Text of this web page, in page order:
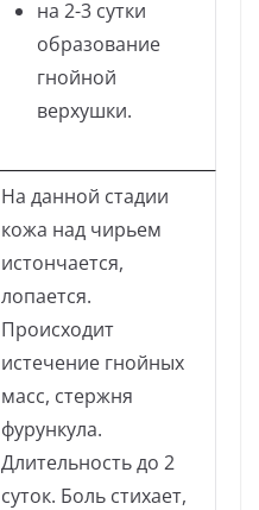
на 2-3 сутки
образование
гнойной
верхушки.
На данной стадии
кожа над чирьем
истончается,
лопается.
Происходит
истечение гнойных
масс, стержня
фурункула.
Длительность до 2
суток. Боль стихает,